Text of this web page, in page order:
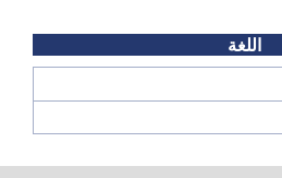
اللغة